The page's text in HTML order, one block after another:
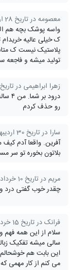
معصومه در تاریخ 28 اردیبهشت 1402
واسه پوشک بچه هم
ک خیلی عالیه
پلاستیک نیست ک
تولید میشه و
زهرا ابراهیمی در تاریخ 29 اردیبهشت 1402
رو حذف کردم
سارا در تاریخ 30 اردیبهشت 1402
آفرین. واقعا آدم کیف
بلاتون بخوره تو سر
مریم در تاریخ 10 خرداد 1402
چقدر خوب گفتی درد
فرانک در تاریخ 15 خرداد 1402
سلام از این همه
سالی میشه تفکیک
این بابت هم
می کنم از کار مهمی